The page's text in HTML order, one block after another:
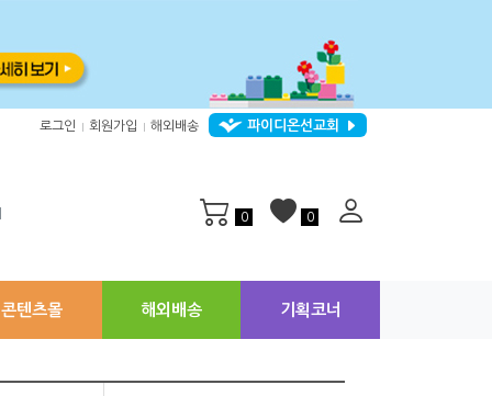
로그인 회원가입 해외배송 파이디온선교회
0 0
콘텐츠몰 해외배송 기획코너